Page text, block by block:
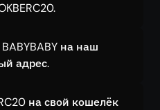
на наш
адрес.
на свой кошелёк